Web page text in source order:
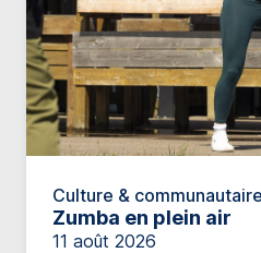
Culture & communautaire
Zumba en plein air
11 août 2026